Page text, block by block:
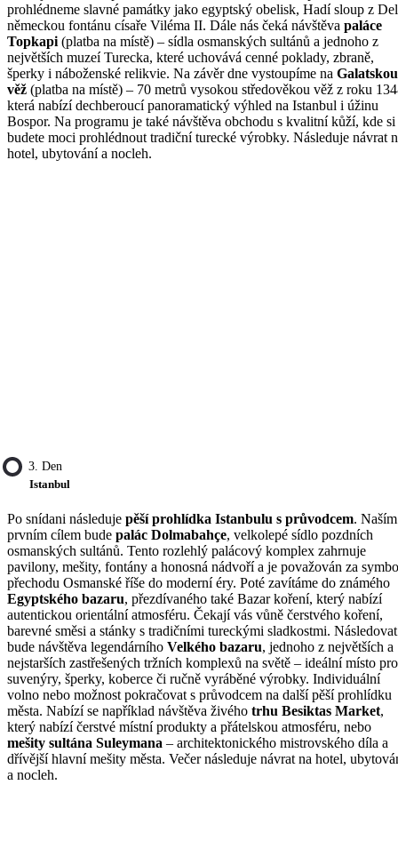
prohlédneme slavné památky jako egyptský obelisk, Hadí sloup z
německou fontánu císaře Viléma II. Dále nás čeká návštěva paláce
Topkapi(platba na místě) – sídla osmanských sultánů a jednoho z
největších muzeí Turecka, které uchovává cenné poklady, zbraně,
šperky i náboženské relikvie. Na závěr dne vystoupíme na Galatskou
věž (platba na místě) – 70 metrů vysokou středověkou věž z roku
která nabízí dechberoucí panoramatický výhled na Istanbul i úžinu
Bospor. Na programu je také návštěva obchodu s kvalitní kůží, kde si
budete moci prohlédnout tradiční turecké výrobky. Následuje návrat
hotel, ubytování a nocleh.
3. Den
Istanbul
Po snídani následuje pěší prohlídka Istanbulu s průvodcem. Naším
prvním cílem bude palác Dolmabahçe, velkolepé sídlo pozdních
osmanských sultánů. Tento rozlehlý palácový komplex zahrnuje
pavilony, mešity, fontány a honosná nádvoří a je považován za
přechodu Osmanské říše do moderní éry. Poté zavítáme do známého
Egyptského bazaru, přezdívaného také Bazar koření, který nabízí
autentickou orientální atmosféru. Čekají vás vůně čerstvého koření,
barevné směsi a stánky s tradičními tureckými sladkostmi. Následovat
bude návštěva legendárního Velkého bazaru, jednoho z největších a
nejstarších zastřešených tržních komplexů na světě – ideální místo pro
suvenýry, šperky, koberce či ručně vyráběné výrobky. Individuální
volno nebo možnost pokračovat s průvodcem na další pěší prohlídku
města. Nabízí se například návštěva živého trhu Besiktas Market,
který nabízí čerstvé místní produkty a přátelskou atmosféru, nebo
mešity sultána Suleymana – architektonického mistrovského díla a
dřívější hlavní mešity města. Večer následuje návrat na hotel,
a nocleh.